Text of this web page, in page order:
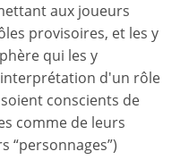
aux joueurs
provisoires, et les y
qui les y
d'un rôle
conscients de
comme de leurs
“personnages”)